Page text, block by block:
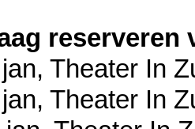
reserveren
, Theater In
, Theater In